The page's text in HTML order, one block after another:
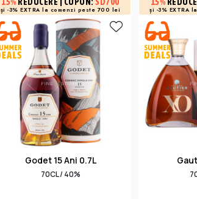
15% REDUCERE | CUPON:SD700
și -3% EXTRA la comenzi peste 700 lei
Godet 15 Ani 0.7L
70CL / 40%
15%
și -3% EXTRA la